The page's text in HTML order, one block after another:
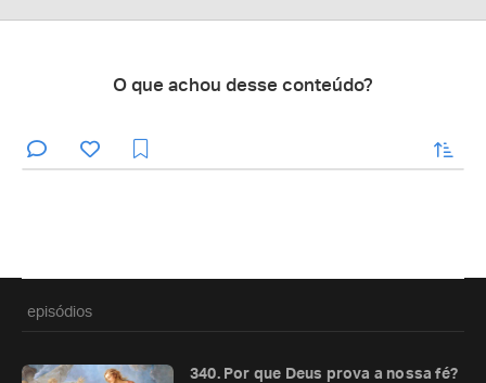
O que achou desse conteúdo?
enviar
episódios
340. Por que Deus prova a nossa fé?